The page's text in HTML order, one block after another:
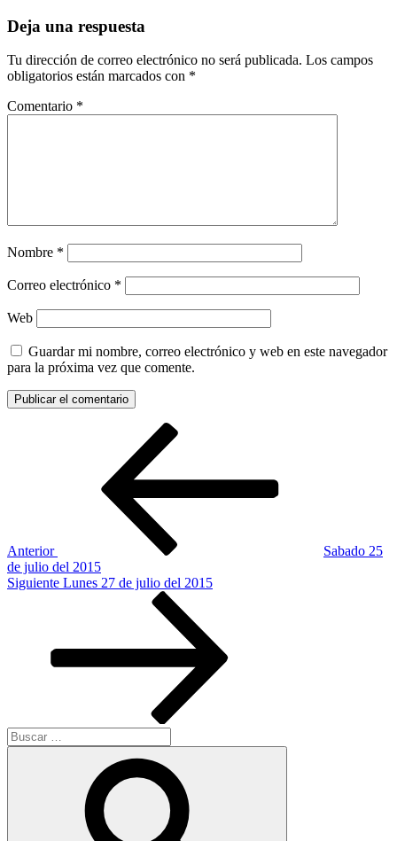
Deja una respuesta
Tu dirección de correo electrónico no será publicada. Los campos
obligatorios están marcados con *
Comentario *
Nombre *
Correo electrónico *
Web
Guardar mi nombre, correo electrónico y web en este navegador
para la próxima vez que comente.
Anterior
Sabado 25
de julio del 2015
Siguiente
Siguiente Lunes 27 de julio del 2015
Buscar
por: